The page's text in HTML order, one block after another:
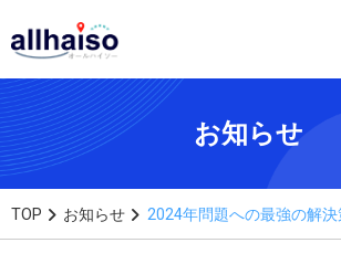
お知らせ
TOP お知らせ 2024年問題への最強の解